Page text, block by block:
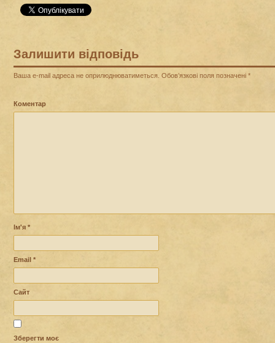
Залишити відповідь
Ваша e-mail адреса не оприлюднюватиметься. Обов’язкові поля позначені *
Коментар
Ім'я *
Email *
Сайт
Зберегти моє